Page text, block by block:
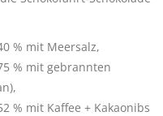
% mit Meersalz,
% mit gebrannten
% mit Kaffee + Kakaonibs